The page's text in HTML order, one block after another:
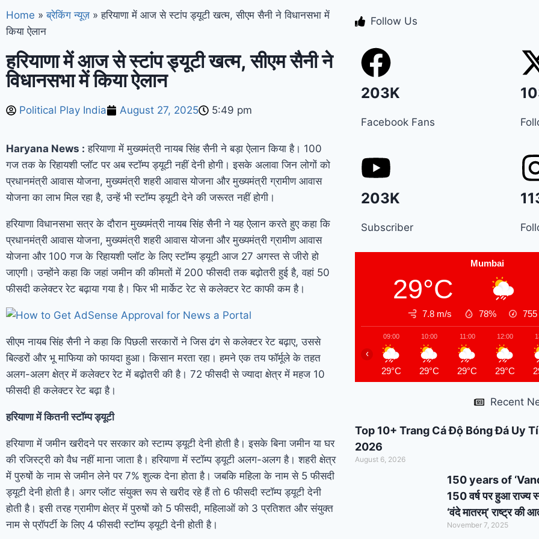
Manesar land scam
हुड्डा को हाईकोर्ट का
झटका, अब CBI की स्पेशल
के किसानों को ‘नायाब’
राहत, CM सैनी ने 6 महीने
माफ ! Elderly people
will get respect and
support : मोदी का यह
सम्मान और सहारा ! PM
Modi’s Haryana visit
finalized: इस दिन
मोदी, इन कार्यक्रमों में होंगे
शामिल
Home » ब्रेकिंग न्यूज़ » हरियाणा में आज से स्टांप ड्यूटी खत्म, सीएम सैनी ने विधानसभा में
किया ऐलान
हरियाणा में आज से स्टांप ड्यूटी खत्म, सीएम सैनी ने
विधानसभा में किया ऐलान
Political Play India August 27, 2025 5:49 pm
Haryana News : हरियाणा में मुख्यमंत्री नायब सिंह सैनी ने बड़ा ऐलान किया है। 100
गज तक के रिहायशी प्लॉट पर अब स्टॉम्प ड्यूटी नहीं देनी होगी। इसके अलावा जिन लोगों को
प्रधानमंत्री आवास योजना, मुख्यमंत्री शहरी आवास योजना और मुख्यमंत्री ग्रामीण आवास
योजना का लाभ मिल रहा है, उन्हें भी स्टॉम्प ड्यूटी देने की जरूरत नहीं होगी।
हरियाणा विधानसभा सत्र के दौरान मुख्यमंत्री नायब सिंह सैनी ने यह ऐलान करते हुए कहा कि
प्रधानमंत्री आवास योजना, मुख्यमंत्री शहरी आवास योजना और मुख्यमंत्री ग्रामीण आवास
योजना और 100 गज के रिहायशी प्लॉट के लिए स्टॉम्प ड्यूटी आज 27 अगस्त से जीरो हो
जाएगी। उन्होंने कहा कि जहां जमीन की कीमतों में 200 फीसदी तक बढ़ोतरी हुई है, वहां 50
फीसदी कलेक्टर रेट बढ़ाया गया है। फिर भी मार्केट रेट से कलेक्टर रेट काफी कम है।
सीएम नायब सिंह सैनी ने कहा कि पिछली सरकारों ने जिस ढंग से कलेक्टर रेट बढ़ाए, उससे
बिल्डरों और भू माफिया को फायदा हुआ। किसान मरता रहा। हमने एक तय फॉर्मूले के तहत
अलग-अलग क्षेत्र में कलेक्टर रेट में बढ़ोतरी की है। 72 फीसदी से ज्यादा क्षेत्र में महज 10
फीसदी ही कलेक्टर रेट बढ़ा है।
हरियाणा में कितनी स्टॉम्प ड्यूटी
हरियाणा में जमीन खरीदने पर सरकार को स्टाम्प ड्यूटी देनी होती है। इसके बिना जमीन या घर
की रजिस्ट्री को वैध नहीं माना जाता है। हरियाणा में स्टॉम्प ड्यूटी अलग-अलग है। शहरी क्षेत्र
में पुरुषों के नाम से जमीन लेने पर 7% शुल्क देना होता है। जबकि महिला के नाम से 5 फीसदी
ड्यूटी देनी होती है। अगर प्लॅाट संयुक्त रूप से खरीद रहे हैं तो 6 फीसदी स्टॉम्प ड्यूटी देनी
होती है। इसी तरह ग्रामीण क्षेत्र में पुरुषों को 5 फीसदी, महिलाओं को 3 प्रतिशत और संयुक्त
नाम से प्रॉपर्टी के लिए 4 फीसदी स्टॉम्प ड्यूटी देनी होती है।
Follow Us
203K
Facebook Fans
203K
Subscriber
Mumbai
29°C
7.8 m/s 78% 755
09:00
29°C
10:00
29°C
11:00
29°C
12:00
29°C
‹
Recent
Top 10+ Trang Cá Độ Bóng Đá Uy
2026
August 6, 2026
150 years of
150 वर्ष पर हुआ राज्य
‘वंदे मातरम्’ राष्ट्र की
November 7, 2025